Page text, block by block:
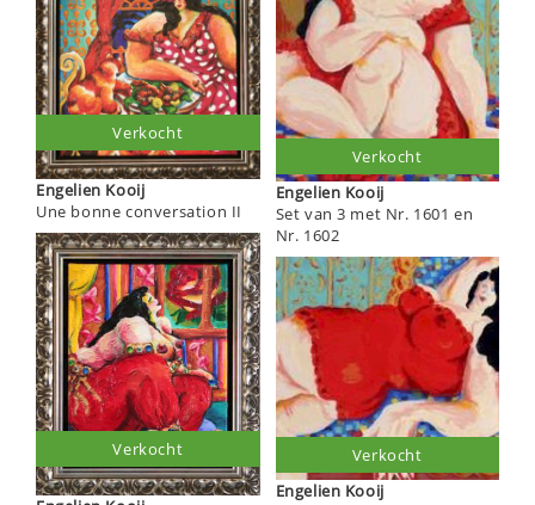
Engelien Kooij
Une bonne conversation II
Verkocht
Verkocht
Engelien Kooij
Set van 3 met Nr. 1601 en
Nr. 1602
Verkocht
Engelien Kooij
Verkocht